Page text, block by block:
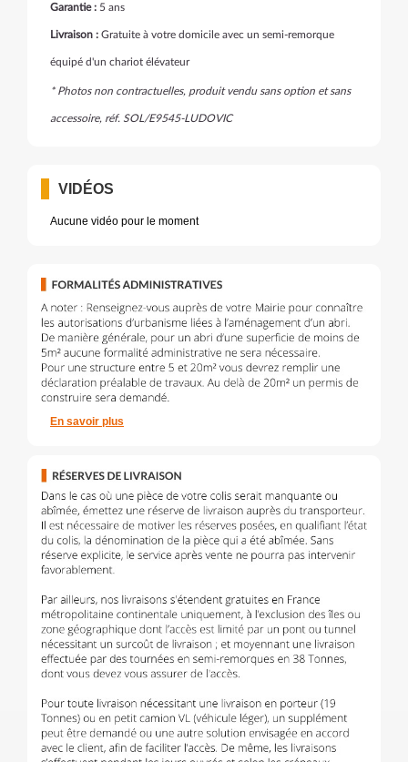
Garantie : 5 ans
Livraison : Gratuite à votre domicile avec un semi-remorque
équipé d'un chariot élévateur
* Photos non contractuelles, produit vendu sans option et sans
accessoire, réf. SOL/E9545-LUDOVIC
VIDÉOS
Aucune vidéo pour le moment
En savoir plus